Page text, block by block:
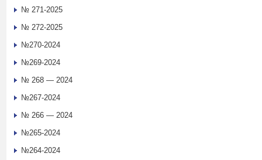
№ 271-2025
№ 272-2025
№270-2024
№269-2024
№ 268 — 2024
№267-2024
№ 266 — 2024
№265-2024
№264-2024